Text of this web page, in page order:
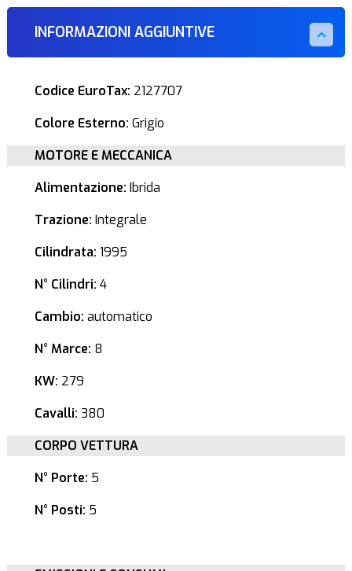
INFORMAZIONI AGGIUNTIVE
Codice EuroTax: 2127707
Colore Esterno: Grigio
MOTORE E MECCANICA
Alimentazione: Ibrida
Trazione: Integrale
Cilindrata: 1995
N° Cilindri: 4
Cambio: automatico
N° Marce: 8
KW: 279
Cavalli: 380
CORPO VETTURA
N° Porte: 5
N° Posti: 5